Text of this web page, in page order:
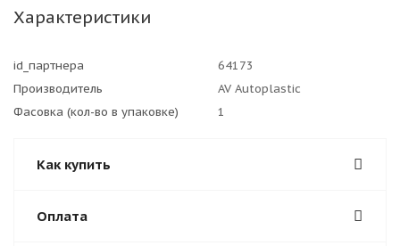
Характеристики
id_партнера
64173
Производитель
AV Autoplastic
Фасовка (кол-во в упаковке)
1
Как купить
Оплата